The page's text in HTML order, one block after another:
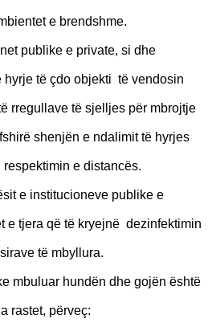
e brendshme.
publike e private, si dhe
hyrje të çdo objekti të vendosin
rregullave të sjelljes për mbrojtje
shenjën e ndalimit të hyrjes
e distancës.
e institucioneve publike e
e tjera që të kryejnë dezinfektimin
të mbyllura.
mbuluar hundën dhe gojën është
rastet, përveç: